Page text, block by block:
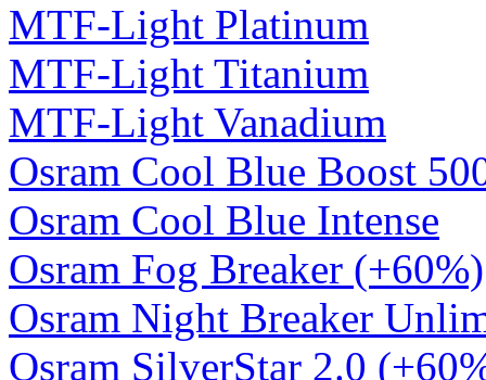
MTF-Light Platinum
MTF-Light Titanium
MTF-Light Vanadium
Osram Cool Blue Boost
Osram Cool Blue Intense
Osram Fog Breaker (+60%)
Osram Night Breaker
Osram SilverStar 2.0